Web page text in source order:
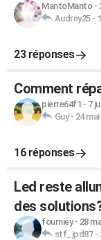
MantoManto-
Audrey25-
23 réponses
Comment
pierre64f1 - 7
Guy- 24
16 réponses
Led reste
des
fourniey- 28
stf_jpd87-